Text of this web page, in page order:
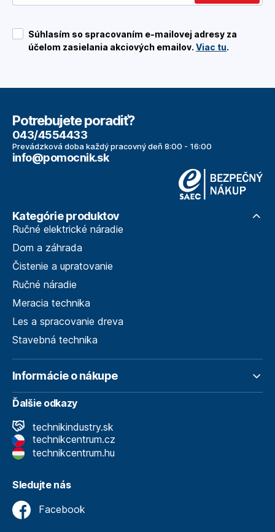
Súhlasím so spracovaním e-mailovej adresy za
účelom zasielania akciových emailov. Viac tu.
Potrebujete poradiť?
043/4554433
Prevádzková doba každý pracovný deň 8:00 - 16:00
info@pomocnik.sk
Kategórie produktov
Ručné elektrické náradie
Dom a záhrada
Čistenie a upratovanie
Ručné náradie
Meracia technika
Les a spracovanie dreva
Stavebná technika
Informácie o nákupe
Ďalšie odkazy
technikindustry.sk
technikcentrum.cz
technikcentrum.hu
Sledujte nás
Facebook